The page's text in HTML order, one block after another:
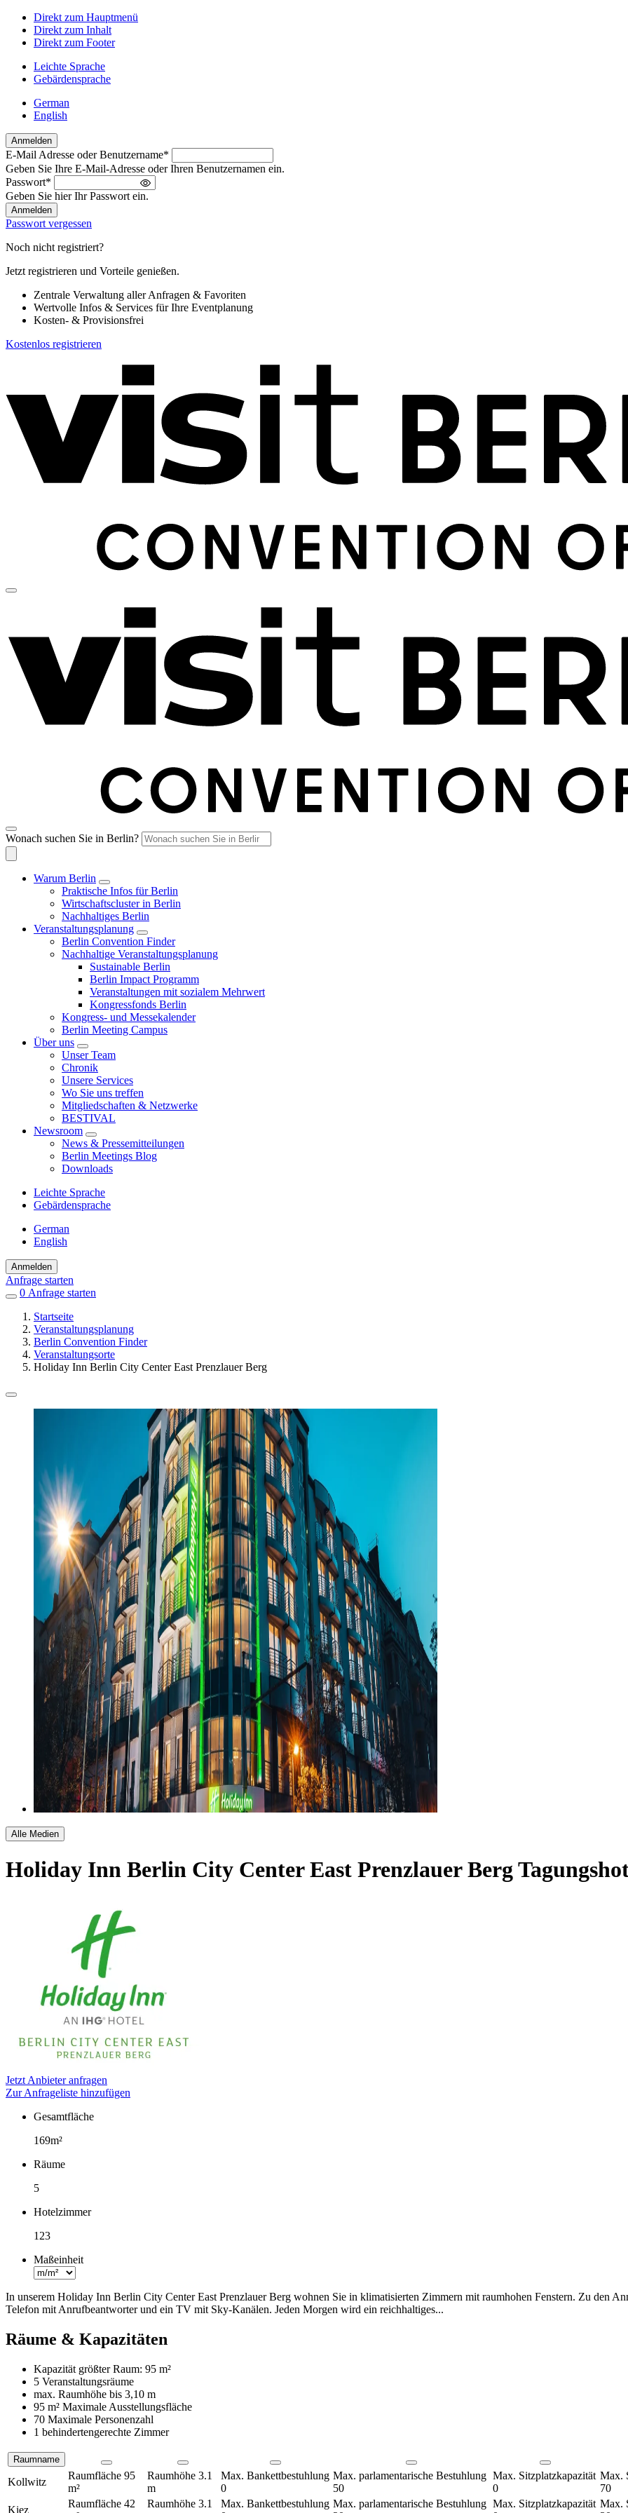
Direkt zum Hauptmenü
Direkt zum Inhalt
Direkt zum Footer
Leichte Sprache
Gebärdensprache
German
English
Anmelden
Willkommen
zurück!
Bitte
melden
Sie
sich
an
E-Mail Adresse oder Benutzername*
Geben Sie Ihre E-Mail-Adresse oder Ihren Benutzernamen ein.
Passwort*
Geben Sie hier Ihr Passwort ein.
Passwort vergessen
Noch nicht registriert?
Jetzt registrieren und Vorteile genießen.
Zentrale Verwaltung aller Anfragen & Favoriten
Wertvolle Infos & Services für Ihre Eventplanung
Kosten- & Provisionsfrei
Kostenlos registrieren
Wonach suchen Sie in Berlin?
Warum Berlin
Praktische Infos für Berlin
Wirtschaftscluster in Berlin
Nachhaltiges Berlin
Veranstaltungsplanung
Berlin Convention Finder
Nachhaltige Veranstaltungsplanung
Sustainable Berlin
Berlin Impact Programm
Veranstaltungen mit sozialem Mehrwert
Kongressfonds Berlin
Kongress- und Messekalender
Berlin Meeting Campus
Über uns
Unser Team
Chronik
Unsere Services
Wo Sie uns treffen
Mitgliedschaften & Netzwerke
BESTIVAL
Newsroom
News & Pressemitteilungen
Berlin Meetings Blog
Downloads
Leichte Sprache
Gebärdensprache
German
English
Anmelden
Anfrage starten
0 Einträge
Favoriten
Anfrage starten
Startseite
Veranstaltungsplanung
Berlin Convention Finder
Veranstaltungsorte
Holiday Inn Berlin City Center East Prenzlauer Berg
Alle Medien
Holiday Inn Berlin City Center East Prenzlauer Berg
Jetzt Anbieter anfragen
Zur Anfrageliste hinzufügen
Fakten
Gesamtfläche
169m²
Räume
5
Hotelzimmer
123
Maßeinheit
In unserem Holiday Inn Berlin City Center East Prenzlauer Berg wohnen Sie in klimatisierten Zimmern mit raumhohen Fenstern. Zu den
Telefon mit Anrufbeantworter und ein TV mit Sky-Kanälen. Jeden Morgen wird ein reichhaltiges...
Räume & Kapazitäten
Kapazität größter Raum: 95 m²
5 Veranstaltungsräume
max. Raumhöhe bis 3,10 m
95 m² Maximale Ausstellungsfläche
70 Maximale Personenzahl
1 behindertengerechte Zimmer
Räume
Raumname
Kollwitz
Raumfläche 95
m²
Raumhöhe 3.1
m
Max. Bankettbestuhlung
0
Max. parlamentarische Bestuhlung
50
Max. Sitzplatzkapazität
0
Max.
70
Kiez
Raumfläche 42
Raumhöhe 3.1
Max. Bankettbestuhlung Max. parlamentarische Bestuhlung Max. Sitzplatzkapazität Max.